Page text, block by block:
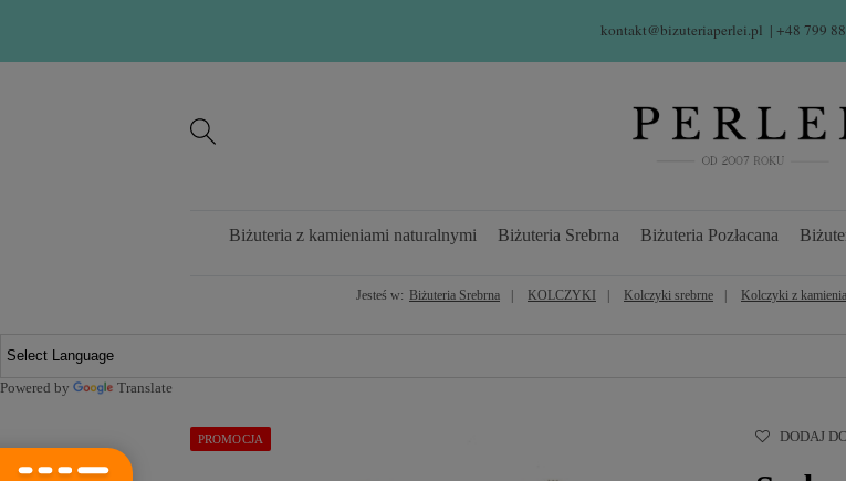
kontakt@bizuteriaperlei.pl | +48 799
Biżuteria z kamieniami naturalnymi Biżuteria Srebrna Biżuteria Pozłacana
Jesteś w: Biżuteria Srebrna KOLCZYKI Kolczyki srebrne Kolczyki z
Powered by Translate
PROMOCJA DODAJ